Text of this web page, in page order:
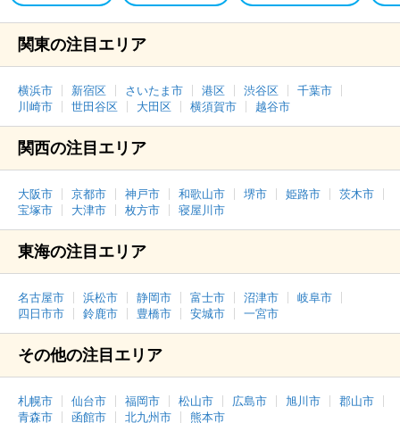
関東の注目エリア
横浜市 新宿区 さいたま市 港区 渋谷区
千葉市
川崎市
世田谷区 大田区 横須賀市 越谷市
関西の注目エリア
大阪市 京都市 神戸市 和歌山市 堺市 姫路市
茨木市
宝塚市
大津市 枚方市 寝屋川市
東海の注目エリア
名古屋市 浜松市 静岡市 富士市 沼津市
岐阜市
四日市市
鈴鹿市 豊橋市 安城市 一宮市
その他の注目エリア
札幌市 仙台市 福岡市 松山市 広島市 旭川市
郡山市
青森市
函館市 北九州市 熊本市